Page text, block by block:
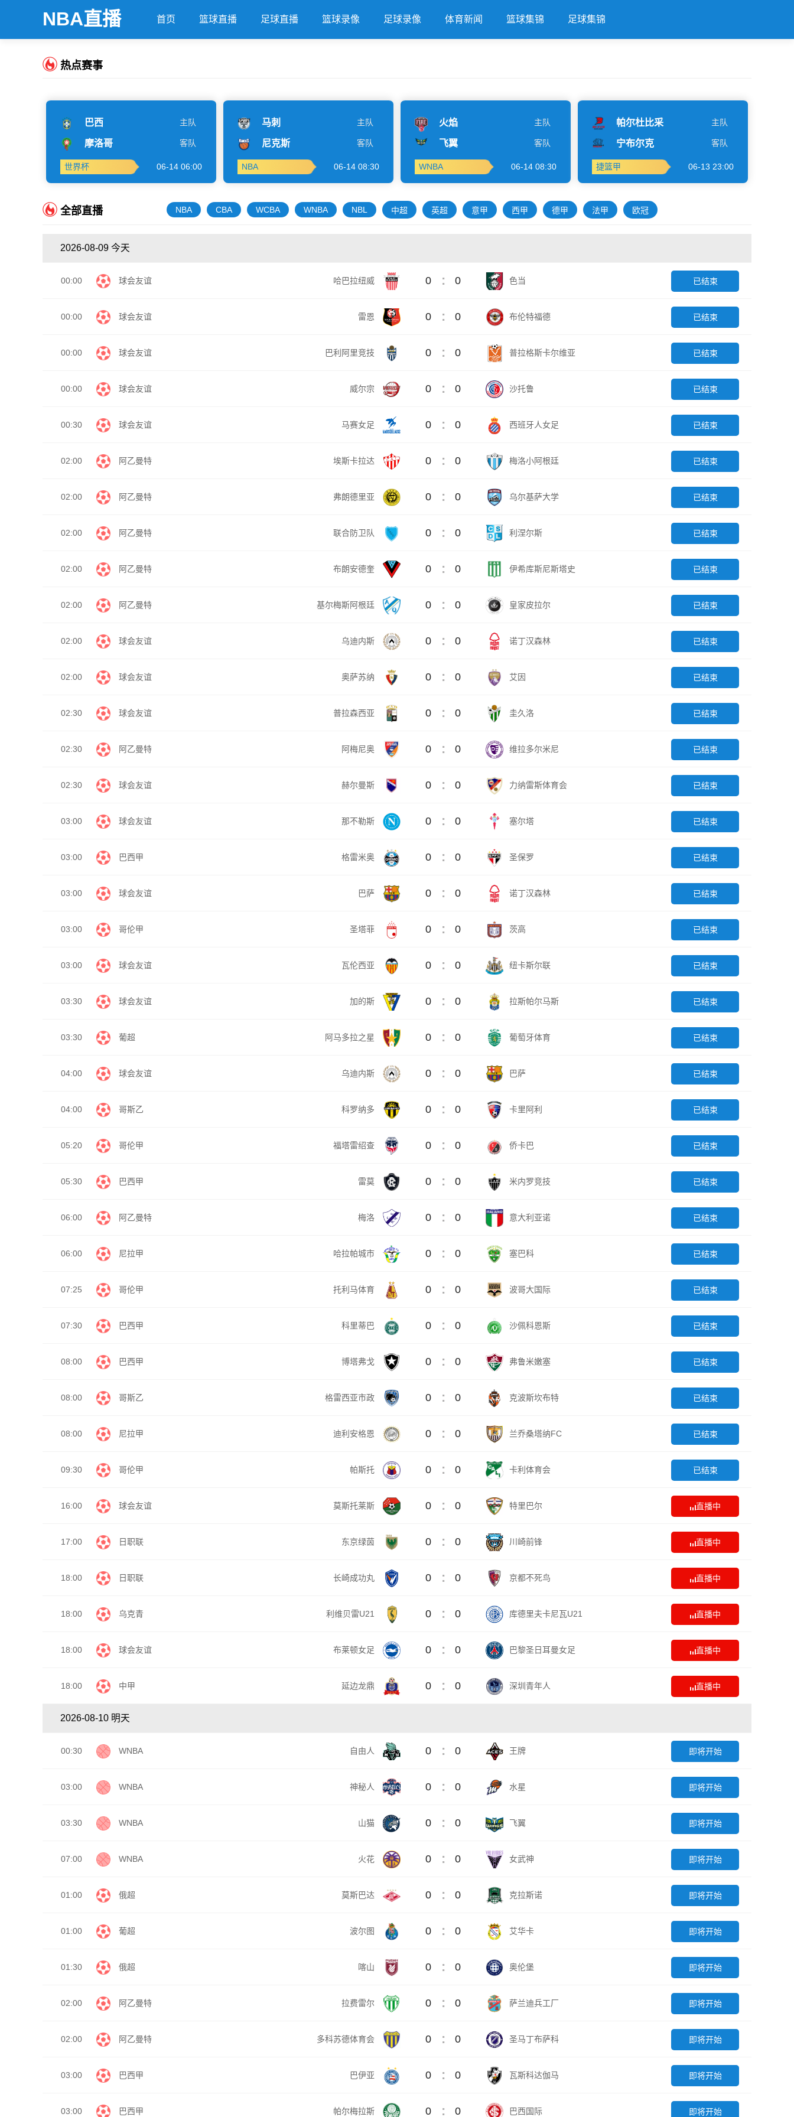
NBA直播 首页 篮球直播 足球直播 篮球录像 足球录像 体育新闻 篮球集锦 足球集锦
热点赛事
巴西 主队
摩洛哥 客队
世界杯 06-14 06:00
马刺 主队
尼克斯 客队
NBA 06-14 08:30
火焰 主队
飞翼 客队
WNBA 06-14 08:30
帕尔杜比采 主队
宁布尔克 客队
捷篮甲 06-13 23:00
全部直播 NBA CBA WCBA WNBA NBL 中超 英超 意甲 西甲 德甲 法甲 欧冠
2026-08-09 今天
00:00 球会友谊 哈巴拉纽威 0 : 0 色当 已结束
00:00 球会友谊 雷恩 0 : 0 布伦特福德 已结束
00:00 球会友谊 巴利阿里竞技 0 : 0 普拉格斯卡尔维亚 已结束
00:00 球会友谊 威尔宗 0 : 0 沙托鲁 已结束
00:30 球会友谊 马赛女足 0 : 0 西班牙人女足 已结束
02:00 阿乙曼特 埃斯卡拉达 0 : 0 梅洛小阿根廷 已结束
02:00 阿乙曼特 弗朗德里亚 0 : 0 乌尔基萨大学 已结束
02:00 阿乙曼特 联合防卫队 0 : 0 利涅尔斯 已结束
02:00 阿乙曼特 布朗安德奎 0 : 0 伊希库斯尼斯塔史 已结束
02:00 阿乙曼特 基尔梅斯阿根廷 0 : 0 皇家皮拉尔 已结束
02:00 球会友谊 乌迪内斯 0 : 0 诺丁汉森林 已结束
02:00 球会友谊 奥萨苏纳 0 : 0 艾因 已结束
02:30 球会友谊 普拉森西亚 0 : 0 圭久洛 已结束
02:30 阿乙曼特 阿梅尼奥 0 : 0 维拉多尔米尼 已结束
02:30 球会友谊 赫尔曼斯 0 : 0 力纳雷斯体育会 已结束
03:00 球会友谊 那不勒斯 0 : 0 塞尔塔 已结束
03:00 巴西甲 格雷米奥 0 : 0 圣保罗 已结束
03:00 球会友谊 巴萨 0 : 0 诺丁汉森林 已结束
03:00 哥伦甲 圣塔菲 0 : 0 茨高 已结束
03:00 球会友谊 瓦伦西亚 0 : 0 纽卡斯尔联 已结束
03:30 球会友谊 加的斯 0 : 0 拉斯帕尔马斯 已结束
03:30 葡超 阿马多拉之星 0 : 0 葡萄牙体育 已结束
04:00 球会友谊 乌迪内斯 0 : 0 巴萨 已结束
04:00 哥斯乙 科罗纳多 0 : 0 卡里阿利 已结束
05:20 哥伦甲 福塔雷绍查 0 : 0 侨卡巴 已结束
05:30 巴西甲 雷莫 0 : 0 米内罗竞技 已结束
06:00 阿乙曼特 梅洛 0 : 0 意大利亚诺 已结束
06:00 尼拉甲 哈拉帕城市 0 : 0 塞巴科 已结束
07:25 哥伦甲 托利马体育 0 : 0 波哥大国际 已结束
07:30 巴西甲 科里蒂巴 0 : 0 沙佩科恩斯 已结束
08:00 巴西甲 博塔弗戈 0 : 0 弗鲁米嫩塞 已结束
08:00 哥斯乙 格雷西亚市政 0 : 0 克波斯坎布特 已结束
08:00 尼拉甲 迪利安格恩 0 : 0 兰乔桑塔纳FC 已结束
09:30 哥伦甲 帕斯托 0 : 0 卡利体育会 已结束
16:00 球会友谊 莫斯托莱斯 0 : 0 特里巴尔 直播中
17:00 日职联 东京绿茵 0 : 0 川崎前锋 直播中
18:00 日职联 长崎成功丸 0 : 0 京都不死鸟 直播中
18:00 乌克青 利维贝雷U21 0 : 0 库德里夫卡尼瓦U21 直播中
18:00 球会友谊 布莱顿女足 0 : 0 巴黎圣日耳曼女足 直播中
18:00 中甲 延边龙鼎 0 : 0 深圳青年人 直播中
2026-08-10 明天
00:30 WNBA 自由人 0 : 0 王牌 即将开始
03:00 WNBA 神秘人 0 : 0 水星 即将开始
03:30 WNBA 山猫 0 : 0 飞翼 即将开始
07:00 WNBA 火花 0 : 0 女武神 即将开始
01:00 俄超 莫斯巴达 0 : 0 克拉斯诺 即将开始
01:00 葡超 波尔图 0 : 0 艾华卡 即将开始
01:30 俄超 喀山 0 : 0 奥伦堡 即将开始
02:00 阿乙曼特 拉费雷尔 0 : 0 萨兰迪兵工厂 即将开始
02:00 阿乙曼特 多科苏德体育会 0 : 0 圣马丁布萨科 即将开始
03:00 巴西甲 巴伊亚 0 : 0 瓦斯科达伽马 即将开始
03:00 巴西甲 帕尔梅拉斯 0 : 0 巴西国际 即将开始